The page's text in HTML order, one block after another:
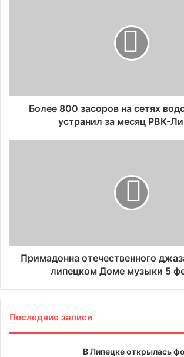
Более 800 засоров на сетях
устранил за месяц РВК-
Примадонна отечественного
липецком Доме музыки 5
Последние записи
В Липецке открылась